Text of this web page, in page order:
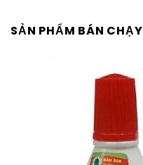
SẢN PHẨM BÁN CHẠY